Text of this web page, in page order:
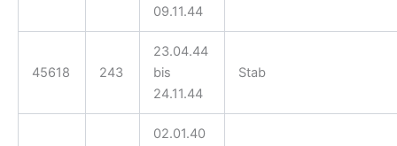
09.11.44
45618 243
23.04.44
bis
24.11.44
Stab
02.01.40